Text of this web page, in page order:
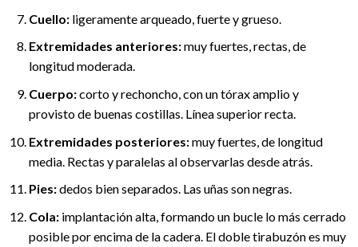
Cuello:ligeramente arqueado, fuerte y grueso.
Extremidades anteriores:muy fuertes, rectas, de
longitud moderada.
Cuerpo:corto y rechoncho, con un tórax amplio y
provisto de buenas costillas. Línea superior recta.
Extremidades posteriores:muy fuertes, de longitud
media. Rectas y paralelas al observarlas desde atrás.
Pies:dedos bien separados. Las uñas son negras.
Cola:implantación alta, formando un bucle lo más cerrado
posible por encima de la cadera. El doble tirabuzón es muy